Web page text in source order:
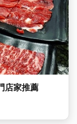
店家推薦